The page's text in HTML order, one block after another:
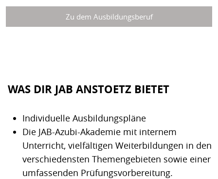
Zu dem Ausbildungsberuf
WAS DIR JAB ANSTOETZ BIETET
Individuelle Ausbildungspläne
Die JAB-Azubi-Akademie mit internem
Unterricht, vielfältigen Weiterbildungen in den
verschiedensten Themengebieten sowie einer
umfassenden Prüfungsvorbereitung.